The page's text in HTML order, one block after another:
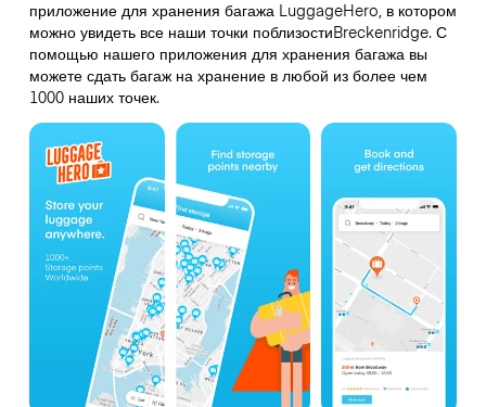
приложение для хранения багажа LuggageHero, в котором
можно увидеть все наши точки поблизостиBreckenridge. С
помощью нашего приложения для хранения багажа вы
можете сдать багаж на хранение в любой из более чем
1000 наших точек.